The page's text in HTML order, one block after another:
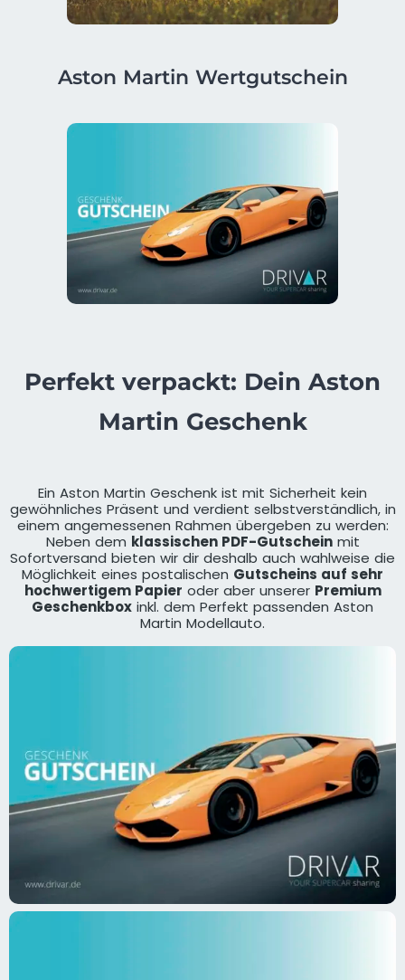
Aston Martin Wertgutschein
Perfekt verpackt: Dein Aston
Martin Geschenk
Ein Aston Martin Geschenk ist mit Sicherheit kein
gewöhnliches Präsent und verdient selbstverständlich, in
einem angemessenen Rahmen übergeben zu werden:
Neben dem klassischen PDF-Gutscheinmit
Sofortversand bieten wir dir deshalb auch wahlweise die
Möglichkeit eines postalischen Gutscheins auf sehr
hochwertigem Papier oder aber unserer Premium
Geschenkbox inkl. dem Perfekt passenden Aston
Martin Modellauto.